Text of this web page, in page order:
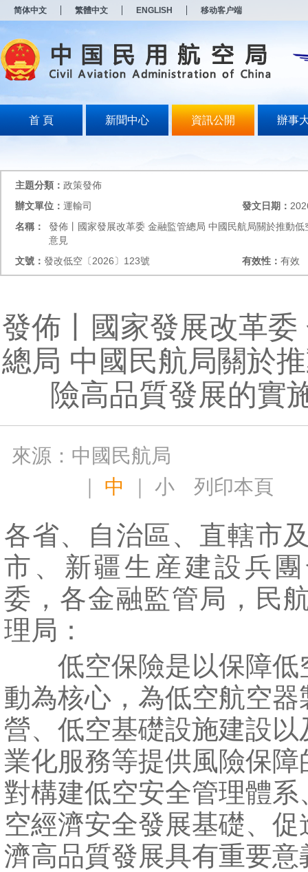
简体中文 繁體中文 ENGLISH 移动客户端
首 頁 新聞中心 資訊公開 辦事
主題分類： 政策發佈
辦文單位： 運輸司 發文日期：
名稱：
發佈丨國家發展改革委 金融監管總局 中國民航局關於推動
意見
文號： 發改低空〔2026〕123號 有效性： 有效
發佈丨國家發展改革委
總局 中國民航局關於
險高品質發展的實
來源：中國民航局
｜ 中 ｜小 列印本頁
各省、自治區、直轄市
市、新疆生産建設兵
委，各金融監管局，民
理局：
低空保險是以保障低
動為核心，為低空航空器
營、低空基礎設施建設以
業化服務等提供風險保障
對構建低空安全管理體系
空經濟安全發展基礎、促
濟高品質發展具有重要意
打
开
无
障
说
模